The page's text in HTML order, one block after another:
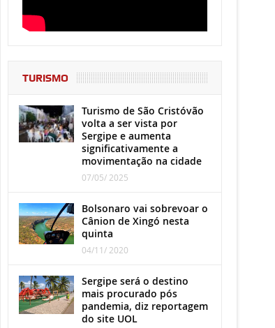
TURISMO
Turismo de São Cristóvão
volta a ser vista por
Sergipe e aumenta
significativamente a
movimentação na cidade
07/05/ 2025
Bolsonaro vai sobrevoar o
Cânion de Xingó nesta
quinta
04/11/ 2020
Sergipe será o destino
mais procurado pós
pandemia, diz reportagem
do site UOL